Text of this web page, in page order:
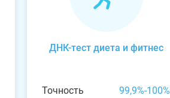
ДНК-тест диета и фитнес
Точность
99,9%-100%